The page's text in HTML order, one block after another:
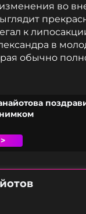
во
к
в
обычно